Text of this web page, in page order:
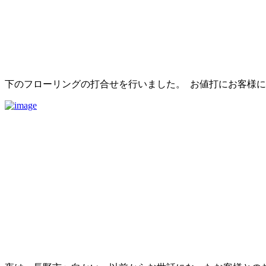
下のフローリングの打合せを行いました。 お値打にお客様に